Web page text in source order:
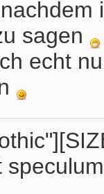
sagen
echt